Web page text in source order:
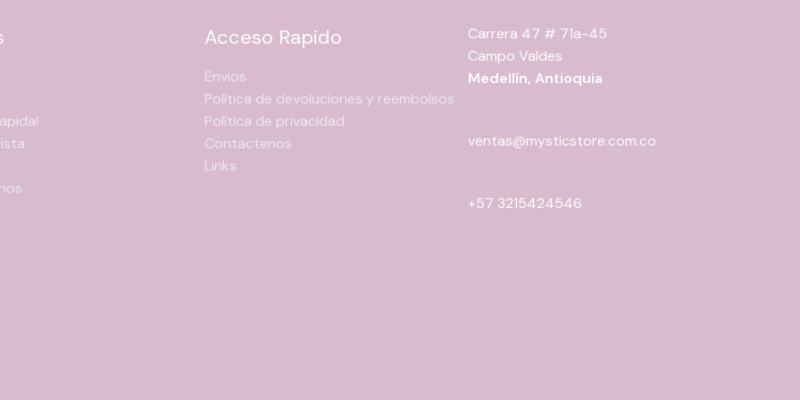
Acceso Rapido
Envios
Política de devoluciones y reembolsos
Política de privacidad
Contactenos
Links
Carrera 47 # 71a-45
Campo Valdes
Medellín, Antioquia
ventas@mysticstore.com.co
+57 3215424546